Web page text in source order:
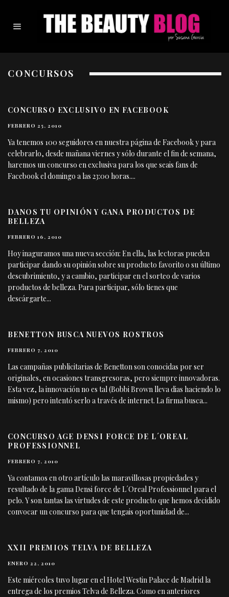
CONCURSOS
CONCURSO EXCLUSIVO EN FACEBOOK
FEBRERO 25, 2010
Ya tenemos 100 seguidores en nuestra página de Facebook y para
celebrarlo, desde mañana viernes y sólo durante el fin de semana,
haremos un concurso en exclusiva para los que seais fans de
Facebook el domingo a las 23:00 horas....
DANOS TU OPINIÓN Y GANA PRODUCTOS DE
BELLEZA
FEBRERO 16, 2010
Hoy inaguramos una nueva sección: En ella, las lectoras pueden
participar dando su opinión sobre su producto favorito o su último
descubrimiento, y a cambio, participar en el sorteo de varios
productos de belleza. Para participar, sólo tienes que
descárgarte...
BENETTON BUSCA NUEVOS ROSTROS
FEBRERO 7, 2010
Las campañas publicitarias de Benetton son conocidas por ser
originales, en ocasiones transgresoras, pero siempre innovadoras.
Esta vez, la innovación no es tal (Bobbi Brown lleva dias haciendo lo
mismo) pero intentó serlo a través de internet. La firma busca...
CONCURSO AGE DENSI FORCE DE L´OREAL
PROFESSIONNEL
FEBRERO 7, 2010
Ya contamos en otro artículo las maravillosas propiedades y
resultado de la gama Densi force de L´Oreal Professionnel para el
pelo. Y son tantas las virtudes de este producto que hemos decidido
convocar un concurso para que tengais oportunidad de...
XXII PREMIOS TELVA DE BELLEZA
ENERO 22, 2010
Este miércoles tuvo lugar en el Hotel Westin Palace de Madrid la
entrega de los premios Telva de Belleza. Como en anteriores